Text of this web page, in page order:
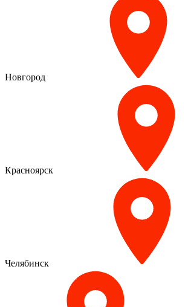
Новгород
Красноярск
Челябинск